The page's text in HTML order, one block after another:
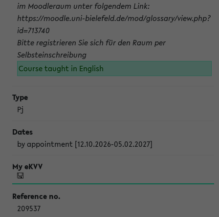
im Moodleraum unter folgendem Link:
https://moodle.uni-bielefeld.de/mod/glossary/view.php?
id=713740
Bitte registrieren Sie sich für den Raum per
Selbsteinschreibung
Course taught in English
Pj
by appointment [12.10.2026-05.02.2027]
209537